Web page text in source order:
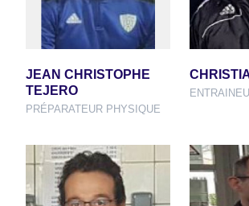
JEAN CHRISTOPHE
TEJERO
PRÉPARATEUR PHYSIQUE